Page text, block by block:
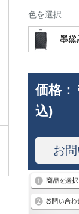
色を選択
墨黛
価格：
込)
お